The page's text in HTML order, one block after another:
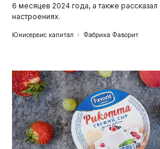
6 месяцев 2024 года, а также
настроениях.
Юнисервис капитал Фабрика Фаворит